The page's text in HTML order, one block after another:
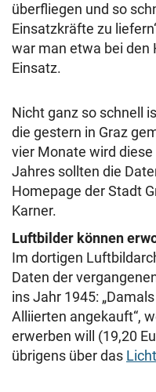
überfliegen und so
Einsatzkräfte zu
war man etwa bei den
Einsatz.
Nicht ganz so schnell
die gestern in Graz
vier Monate wird diese
Jahres sollten die
Homepage der Stadt
Karner.
Luftbilder können
Im dortigen
Daten der
ins Jahr 1945:
Alliierten angekauft“,
erwerben will (19,20
übrigens über das